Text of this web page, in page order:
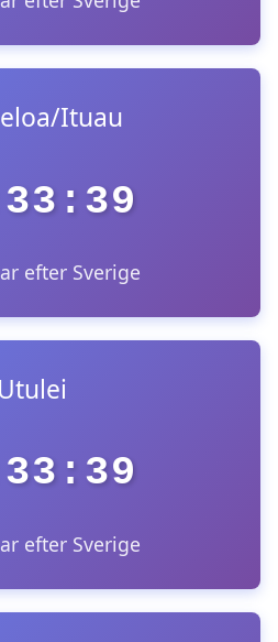
Ituau
efter Sverige
Utulei
efter Sverige